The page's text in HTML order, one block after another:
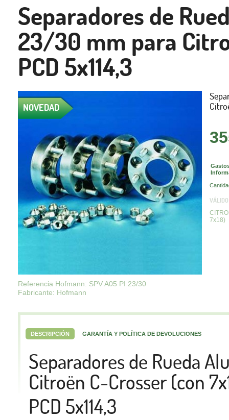
Separadores de
23/30 mm para
PCD 5x114,3
NOVEDAD
Referencia Hofmann: SPV A05 PI 23/30
Fabricante: Hofmann
7x18)
DESCRIPCIÓN GARANTÍA Y POLÍTICA DE DEVOLUCIONES
Separadores de Rueda
Citroën C-Crosser (con
PCD 5x114,3